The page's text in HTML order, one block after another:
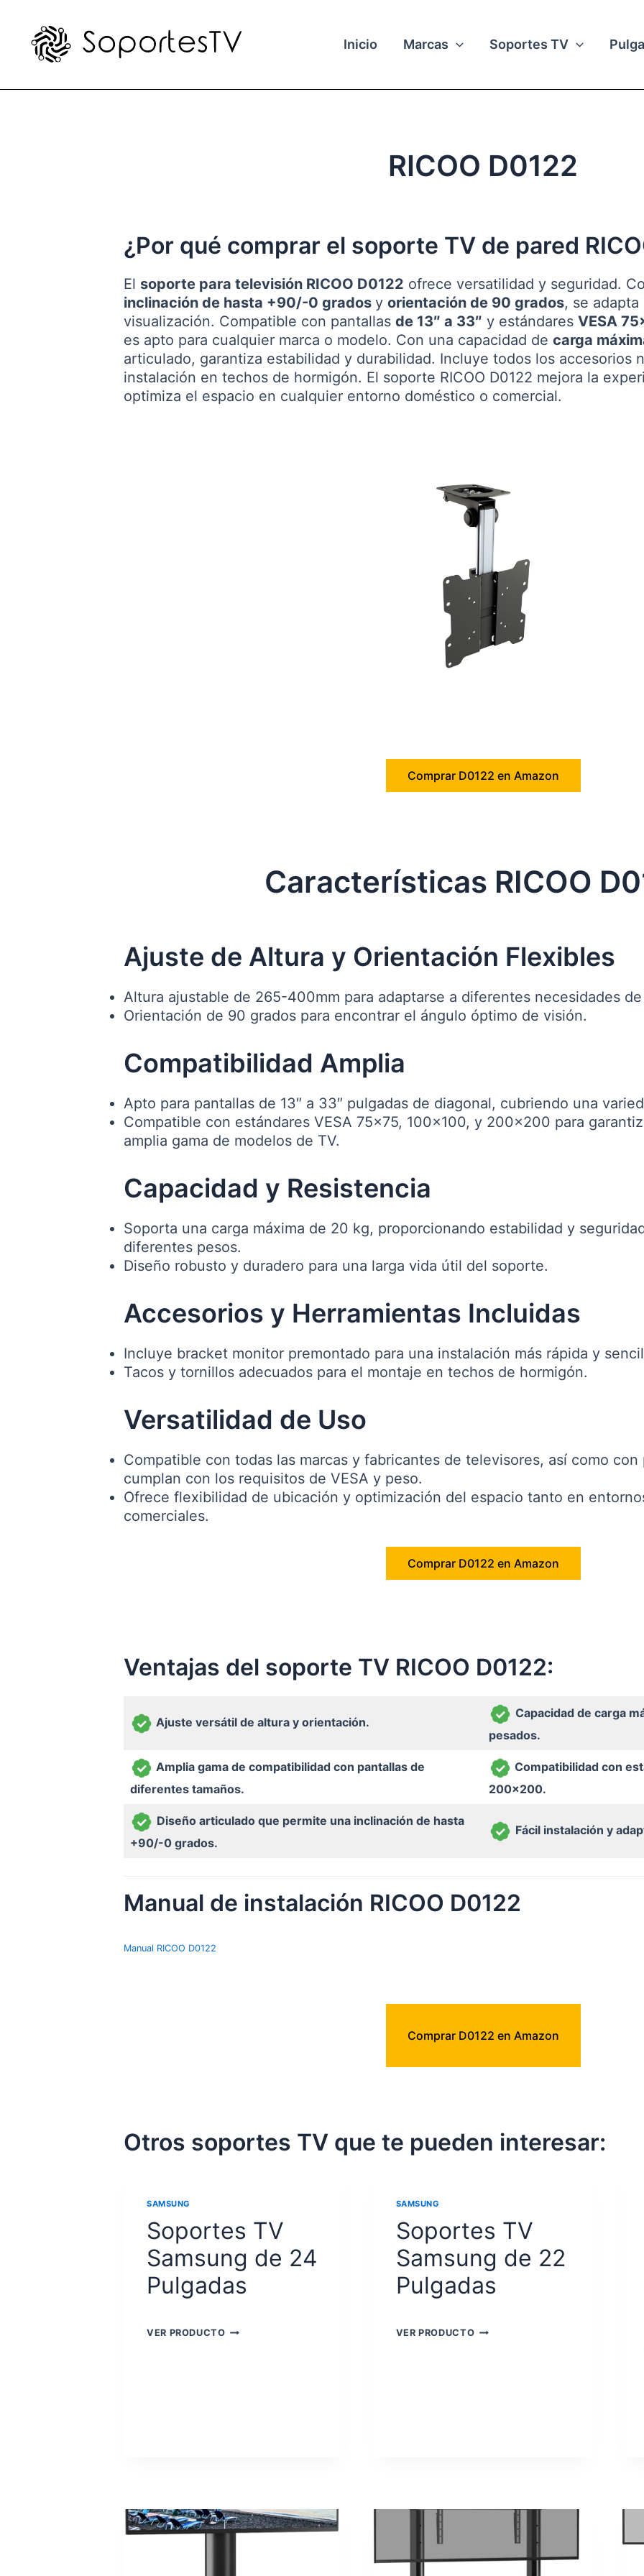
contenido
Inicio Marcas Soportes TV
RICOO D0122
¿Por qué comprar el soporte TV de pared
El soporte para televisión RICOO D0122 ofrece versatilidad y seguridad.
inclinación de hasta +90/-0 grados y orientación de 90 grados, se
visualización. Compatible con pantallas de 13″ a 33″ y estándares VESA
es apto para cualquier marca o modelo. Con una capacidad de carga
articulado, garantiza estabilidad y durabilidad. Incluye todos los accesorios
instalación en techos de hormigón. El soporte RICOO D0122 mejora la
optimiza el espacio en cualquier entorno doméstico o comercial.
Comprar D0122 en Amazon
Características RICOO
Ajuste de Altura y Orientación Flexibles
Altura ajustable de 265-400mm para adaptarse a diferentes necesidades
Orientación de 90 grados para encontrar el ángulo óptimo de visión.
Compatibilidad Amplia
Apto para pantallas de 13″ a 33″ pulgadas de diagonal, cubriendo una
Compatible con estándares VESA 75×75, 100×100, y 200×200 para
amplia gama de modelos de TV.
Capacidad y Resistencia
Soporta una carga máxima de 20 kg, proporcionando estabilidad y
diferentes pesos.
Diseño robusto y duradero para una larga vida útil del soporte.
Accesorios y Herramientas Incluidas
Incluye bracket monitor premontado para una instalación más rápida y
Tacos y tornillos adecuados para el montaje en techos de hormigón.
Versatilidad de Uso
Compatible con todas las marcas y fabricantes de televisores, así como con
cumplan con los requisitos de VESA y peso.
Ofrece flexibilidad de ubicación y optimización del espacio tanto en
comerciales.
Comprar D0122 en Amazon
Ventajas del soporte TV RICOO D0122:
Ajuste versátil de altura y orientación.
Capacidad de carga
pesados.
Amplia gama de compatibilidad con pantallas de
diferentes tamaños.
Compatibilidad con
200×200.
Diseño articulado que permite una inclinación de hasta
+90/-0 grados.
Fácil instalación y
Manual de instalación RICOO D0122
Manual RICOO D0122
Comprar D0122 en Amazon
Otros soportes TV que te pueden interesar:
SAMSUNG
Soportes TV
Samsung de 24
Pulgadas
VER PRODUCTOSOPORTES
SAMSUNG
Soportes TV
Samsung de 22
Pulgadas
VER PRODUCTOSOPORTES